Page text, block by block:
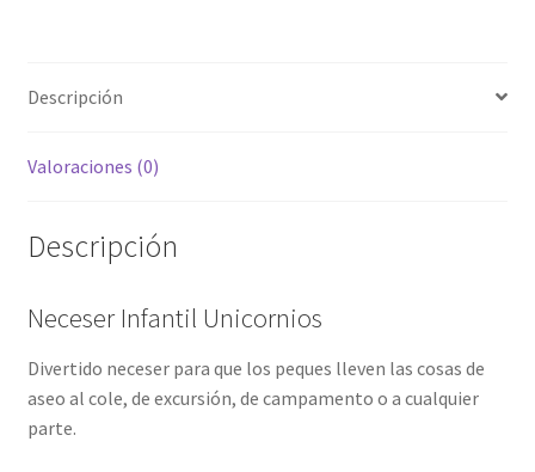
Descripción
Valoraciones (0)
Descripción
Neceser Infantil Unicornios
Divertido neceser para que los peques lleven las cosas de
aseo al cole, de excursión, de campamento o a cualquier
parte.